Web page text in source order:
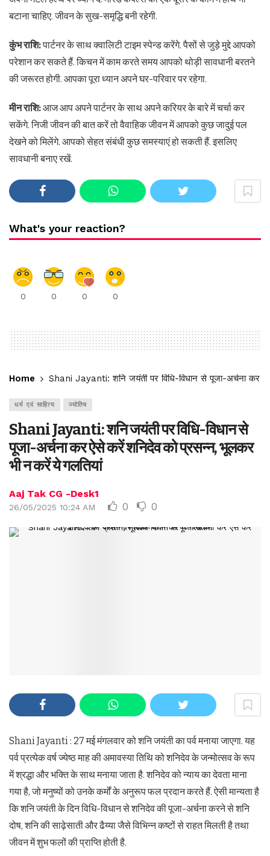
बटाना चाहिए. जीवन के सुख-समृद्धि बनी रहेगी.
कुंभ राशि:पार्टनर के साथ क्वालिटी टाइम स्पेन्ड करेंगे. पैसों से जुड़े मुद्दे आपको
परेशान कर सकते हैं. किचन में काम करते समय आपको थोड़ी सावधानी बरतने
की जरूरत होगी. आपका पूरा ध्यान अपने घर-परिवार पर रहेगा.
मीन राशि:आज आप अपने पार्टनर के साथ अपने करियर के बारे में चर्चा कर
सकेंगे. निजी जीवन की बात करें तो वैवाहिक जीवन में आपको कुछ जादुई पल
देखने को मिलेंगे. आपको सेहत संबंधी कुछ समस्याएं हो सकती हैं. इसलिए
सावधानी बनाए रखें.
What's your reaction?
0 0 0 0
Home Shani Jayanti: शनि जयंती पर विधि-विधान से पूजा-अर्चना कर
धर्म एवं साहित्य ज्योतिष
Shani Jayanti: शनि जयंती पर विधि-विधान से
पूजा-अर्चना कर ऐसे करें शनिदेव को प्रसन्न, भूलकर
भी न करें ये गलतियां
Aaj Tak CG -Desk1
26/05/2025 10:24 AM 0 0
Shani Jayanti : 27 मई मंगलवार को शनि जयंती का पर्व मनाया जाएगा. यह
पर्व प्रत्येक वर्ष ज्येष्ठ माह की अमावस्या तिथि को शनिदेव के जन्मोत्सव के रूप
में श्रद्धा और भक्ति के साथ मनाया जाता है. शनिदेव को न्याय का देवता माना
गया है, जो मनुष्यों को उनके कर्मों के अनुरूप फल प्रदान करते हैं. ऐसी मान्यता है
कि शनि जयंती के दिन विधि-विधान से शनिदेव की पूजा-अर्चना करने से शनि
दोष, शनि की साढ़ेसाती और ढैय्या जैसे विभिन्न कष्टों से राहत मिलती है तथा
जीवन में शुभ फलों की प्राप्ति होती है.